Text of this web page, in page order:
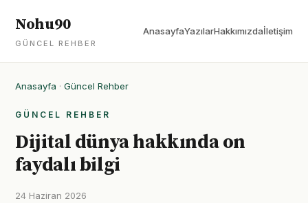
Nohu90
GÜNCEL REHBER
AnasayfaYazılarHakkımızdaİletişim
Anasayfa · Güncel Rehber
GÜNCEL REHBER
Dijital dünya hakkında on
faydalı bilgi
24 Haziran 2026